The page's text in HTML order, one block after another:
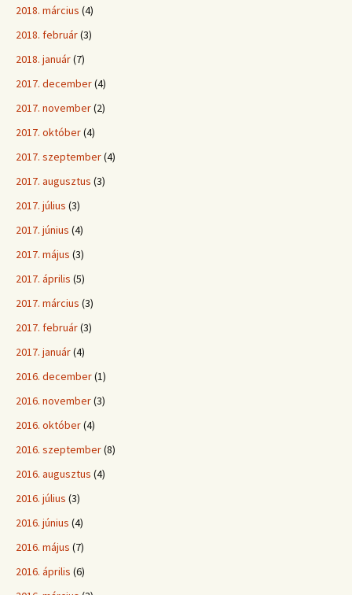
2018. március (4)
2018. február(3)
2018. január(7)
2017. december(4)
2017. november(2)
2017. október(4)
2017. szeptember(4)
2017. augusztus (3)
2017. július (3)
2017. június (4)
2017. május (3)
2017. április (5)
2017. március (3)
2017. február(3)
2017. január(4)
2016. december(1)
2016. november(3)
2016. október(4)
2016. szeptember(8)
2016. augusztus (4)
2016. július (3)
2016. június (4)
2016. május (7)
2016. április (6)